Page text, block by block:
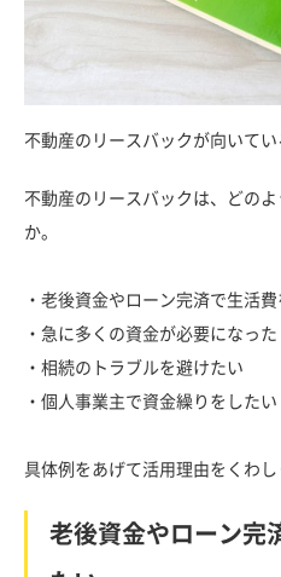
不動産のリースバックが向いて
不動産のリースバックは、どの
か。
・老後資金やローン完済で生活
・急に多くの資金が必要になった
・相続のトラブルを避けたい
・個人事業主で資金繰りをしたい
具体例をあげて活用理由をくわし
老後資金やローン完